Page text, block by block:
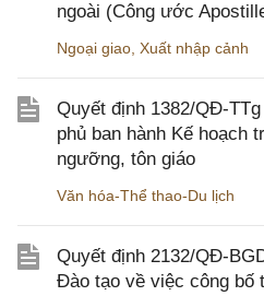
ngoài (Công ước
Ngoại giao Xuất nhập cảnh
Quyết định 1382/QĐ-
phủ ban hành Kế hoạch
ngưỡng, tôn giáo
Văn hóa-Thể thao-Du lịch
Quyết định 2132/QĐ-
Đào tạo về việc công bố